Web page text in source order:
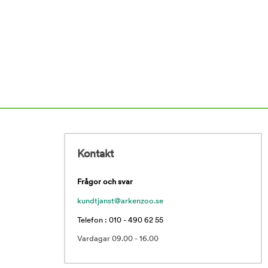
Kontakt
Frågor och svar
kundtjanst@arkenzoo.se
Telefon : 010 - 490 62 55
Vardagar 09.00 - 16.00